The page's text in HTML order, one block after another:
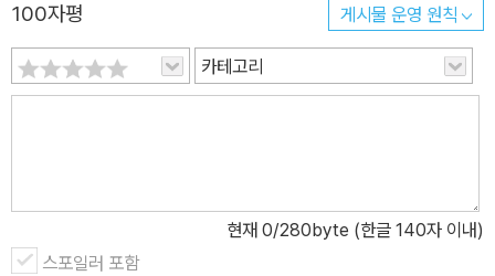
100자평 게시물 운영 원칙
카테고리
현재 0/280byte (한글 140자 이내)
스포일러 포함